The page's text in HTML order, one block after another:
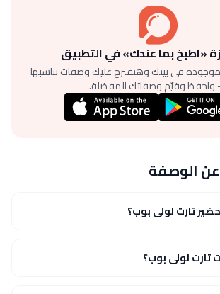
«اطبخ بما عندك» في التطبيق
في بيتك وهنقترح عليك وصفات تناسبها
وقيّم وصفاتك المفضلة.
الوصفة
تارت لولى بوب؟
لولى بوب؟